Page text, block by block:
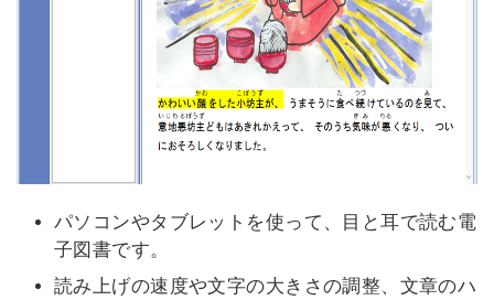
パソコンやタブレットを使って、目と耳で読む電
子図書です。
読み上げの速度や文字の大きさの調整、文章のハ